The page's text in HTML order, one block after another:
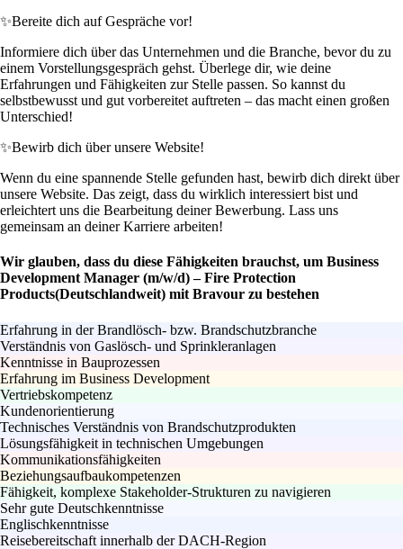
✨Bereite dich auf Gespräche vor!
Informiere dich über das Unternehmen und die Branche, bevor du zu
einem Vorstellungsgespräch gehst. Überlege dir, wie deine
Erfahrungen und Fähigkeiten zur Stelle passen. So kannst du
selbstbewusst und gut vorbereitet auftreten – das macht einen großen
Unterschied!
✨Bewirb dich über unsere Website!
Wenn du eine spannende Stelle gefunden hast, bewirb dich direkt über
unsere Website. Das zeigt, dass du wirklich interessiert bist und
erleichtert uns die Bearbeitung deiner Bewerbung. Lass uns
gemeinsam an deiner Karriere arbeiten!
Wir glauben, dass du diese Fähigkeiten brauchst, um Business
Development Manager (m/w/d) – Fire Protection
Products(Deutschlandweit) mit Bravour zu bestehen
Erfahrung in der Brandlösch- bzw. Brandschutzbranche
Verständnis von Gaslösch- und Sprinkleranlagen
Kenntnisse in Bauprozessen
Erfahrung im Business Development
Vertriebskompetenz
Kundenorientierung
Technisches Verständnis von Brandschutzprodukten
Lösungsfähigkeit in technischen Umgebungen
Kommunikationsfähigkeiten
Beziehungsaufbaukompetenzen
Fähigkeit, komplexe Stakeholder-Strukturen zu navigieren
Sehr gute Deutschkenntnisse
Englischkenntnisse
Reisebereitschaft innerhalb der DACH-Region